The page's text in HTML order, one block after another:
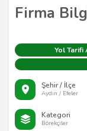
Firma
Yol Tarifi
Şehir / İlçe
Aydın / Efeler
Kategori
Börekçiler